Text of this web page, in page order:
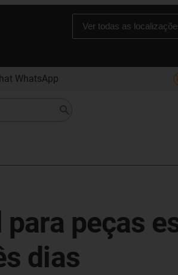
Ver todas as
WhatsApp
peças
dias